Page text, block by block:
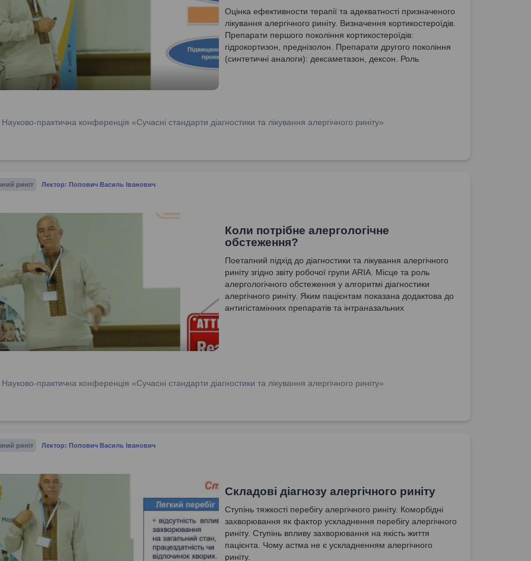
Оцінка ефективности терапії та адекватності призначеного
лікування алергічного риніту. Визначення кортикостероїдів.
Препарати першого покоління кортикостероїдів:
гідрокортизон, преднізолон. Препарати другого покоління
(синтетичні аналоги): дексаметазон, дексон. Роль
Науково-практична конференція «Сучасні стандарти діагностики та лікування алергічного риніту»
риніт Лектор: Попович Василь Іванович
Коли потрібне алергологічне
обстеження?
Поетапний підхід до діагностики та лікування алергічного
риніту згідно звіту робочої групи ARIA. Місце та роль
алергологічного обстеження у алгоритмі діагностики
алергічного риніту. Яким пацієнтам показана додактова до
антигістамінних препаратів та інтраназальних
Науково-практична конференція «Сучасні стандарти діагностики та лікування алергічного риніту»
риніт Лектор: Попович Василь Іванович
Складові діагнозу алергічного риніту
Ступінь тяжкості перебігу алергічного риніту. Коморбідні
захворювання як фактор ускладнення перебігу алергічного
риніту. Ступінь впливу захворювання на якість життя
пацієнта. Чому астма не є ускладненням алергічного
риніту.